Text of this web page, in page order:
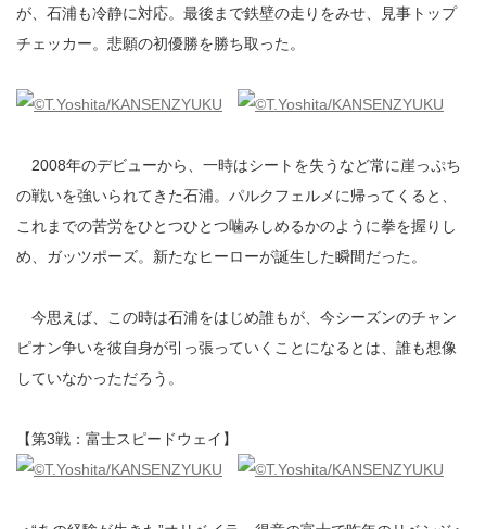
が、石浦も冷静に対応。最後まで鉄壁の走りをみせ、見事トップ
チェッカー。悲願の初優勝を勝ち取った。
2008年のデビューから、一時はシートを失うなど常に崖っぷち
の戦いを強いられてきた石浦。パルクフェルメに帰ってくると、
これまでの苦労をひとつひとつ噛みしめるかのように拳を握りし
め、ガッツポーズ。新たなヒーローが誕生した瞬間だった。
今思えば、この時は石浦をはじめ誰もが、今シーズンのチャン
ピオン争いを彼自身が引っ張っていくことになるとは、誰も想像
していなかっただろう。
【第3戦：富士スピードウェイ】